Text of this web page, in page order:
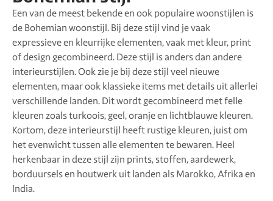
Een van de meest bekende en ook populaire woonstijlen is
de Bohemian woonstijl. Bij deze stijl vind je vaak
expressieve en kleurrijke elementen, vaak met kleur, print
of design gecombineerd. Deze stijl is anders dan andere
interieurstijlen. Ook zie je bij deze stijl veel nieuwe
elementen, maar ook klassieke items met details uit allerlei
verschillende landen. Dit wordt gecombineerd met felle
kleuren zoals turkoois, geel, oranje en lichtblauwe kleuren.
Kortom, deze interieurstijl heeft rustige kleuren, juist om
het evenwicht tussen alle elementen te bewaren. Heel
herkenbaar in deze stijl zijn prints, stoffen, aardewerk,
borduursels en houtwerk uit landen als Marokko, Afrika en
India.